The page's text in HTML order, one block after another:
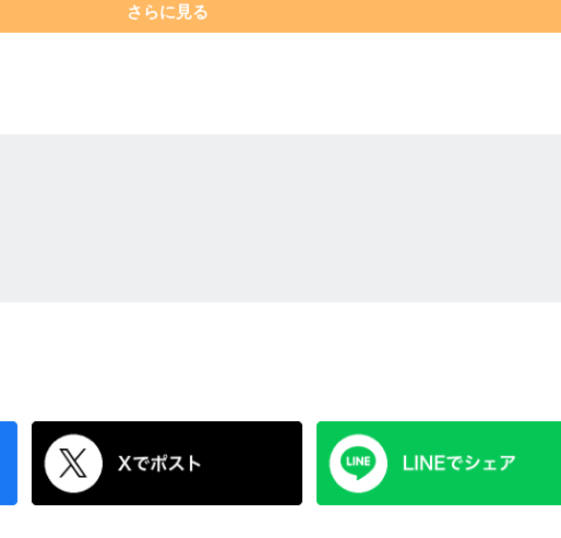
さらに見る